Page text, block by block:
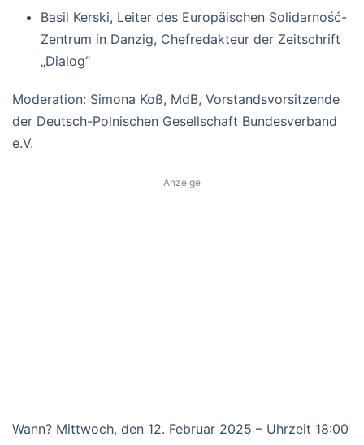
Basil Kerski, Leiter des Europäischen Solidarność-
Zentrum in Danzig, Chefredakteur der Zeitschrift
„Dialog“
Moderation: Simona Koß, MdB, Vorstandsvorsitzende
der Deutsch-Polnischen Gesellschaft Bundesverband
e.V.
Anzeige
Wann? Mittwoch, den 12. Februar 2025 – Uhrzeit 18:00